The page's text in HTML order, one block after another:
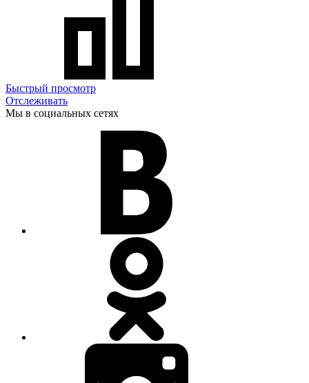
Быстрый просмотр
Отслеживать
Мы в социальных сетях